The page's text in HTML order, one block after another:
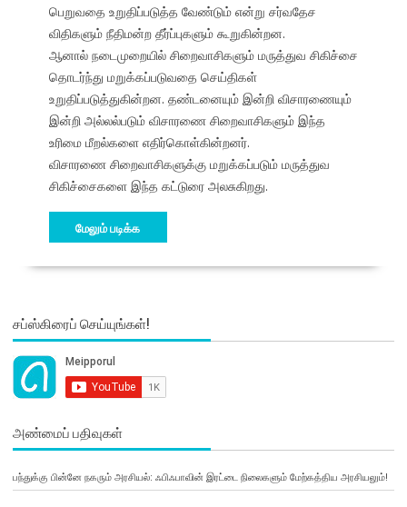
பெறுவதை உறுதிப்படுத்த வேண்டும் என்று சர்வதேச
விதிகளும் நீதிமன்ற தீர்ப்புகளும் கூறுகின்றன.
ஆனால் நடைமுறையில் சிறைவாசிகளும் மருத்துவ சிகிச்சை
தொடர்ந்து மறுக்கப்படுவதை செய்திகள்
உறுதிப்படுத்துகின்றன. தண்டனையும் இன்றி விசாரணையும்
இன்றி அல்லல்படும் விசாரணை சிறைவாசிகளும் இந்த
உரிமை மீறல்களை எதிர்கொள்கின்றனர்.
விசாரணை சிறைவாசிகளுக்கு மறுக்கப்படும் மருத்துவ
சிகிச்சைகளை இந்த கட்டுரை அலசுகிறது.
மேலும் படிக்க
சப்ஸ்கிரைப் செய்யுங்கள்!
அண்மைப் பதிவுகள்
பந்துக்கு பின்னே நகரும் அரசியல்: ஃபிஃபாவின் இரட்டை நிலைகளும் மேற்கத்திய அரசியலும்!